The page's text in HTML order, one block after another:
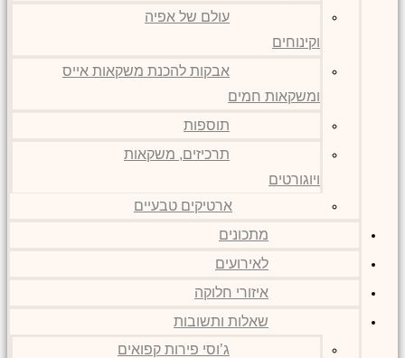
עולם של אפיה
וקינוחים
אבקות להכנת משקאות אייס
ומשקאות חמים
תוספות
תרכיזים, משקאות
ויוגורטים
ארטיקים טבעיים
מתכונים
לאירועים
איזורי חלוקה
שאלות ותשובות
ג’וסי פירות קפואים